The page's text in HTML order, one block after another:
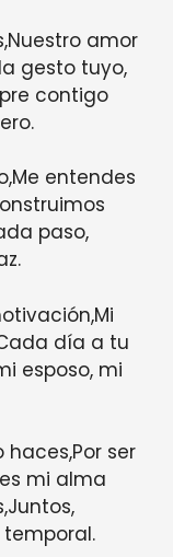
amor
gesto tuyo,
contigo
entendes
paso,
día a tu
esposo, mi
ser
mi alma